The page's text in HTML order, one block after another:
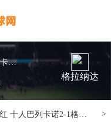
西甲第36轮 巴列卡诺vs格拉纳达 全场录像
格拉纳达
>